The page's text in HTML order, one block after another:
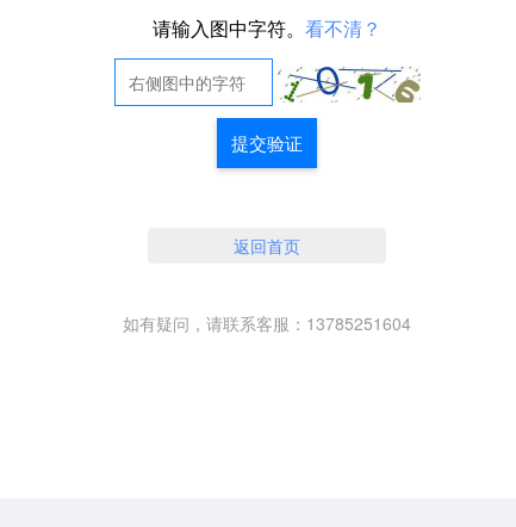
请输入图中字符。 看不清？
提交验证
返回首页
如有疑问，请联系客服：13785251604